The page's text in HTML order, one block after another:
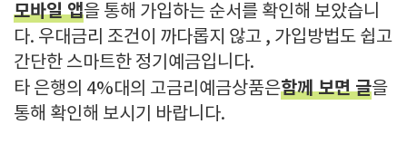
모바일 앱을 통해 가입하는 순서를 확인해 보았습니
다. 우대금리 조건이 까다롭지 않고 , 가입방법도 쉽고
간단한 스마트한 정기예금입니다.
타 은행의 4%대의 고금리예금상품은함께 보면 글을
통해 확인해 보시기 바랍니다.